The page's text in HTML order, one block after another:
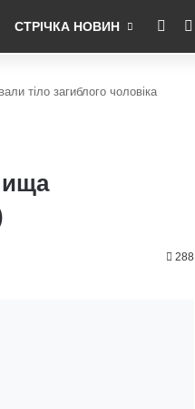
СТРІЧКА НОВИН RSS
тіло загиблого чоловіка
288